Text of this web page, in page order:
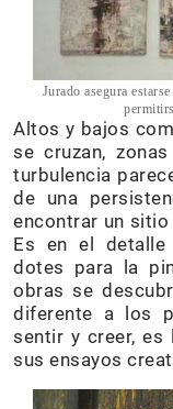
Jurado asegura
Altos y bajos
se cruzan,
turbulencia
de una
encontrar un
Es en el detalle
dotes para la
obras se
diferente a los
sentir y creer,
sus ensayos